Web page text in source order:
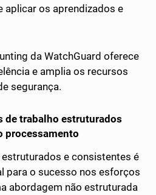
aplicar os aprendizados e
da WatchGuard oferece
e amplia os recursos
segurança.
de trabalho estruturados
processamento
e consistentes é
para o sucesso nos esforços
abordagem não estruturada